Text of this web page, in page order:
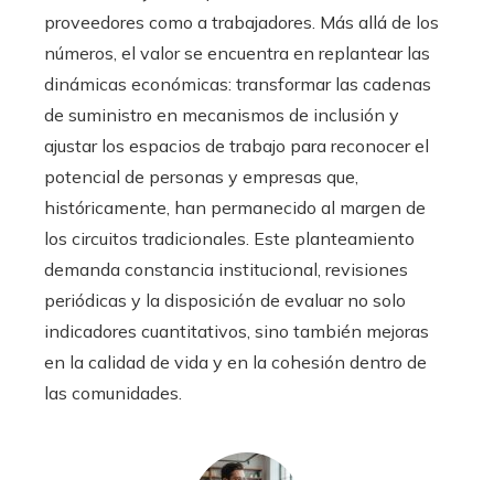
proveedores como a trabajadores. Más allá de los
números, el valor se encuentra en replantear las
dinámicas económicas: transformar las cadenas
de suministro en mecanismos de inclusión y
ajustar los espacios de trabajo para reconocer el
potencial de personas y empresas que,
históricamente, han permanecido al margen de
los circuitos tradicionales. Este planteamiento
demanda constancia institucional, revisiones
periódicas y la disposición de evaluar no solo
indicadores cuantitativos, sino también mejoras
en la calidad de vida y en la cohesión dentro de
las comunidades.